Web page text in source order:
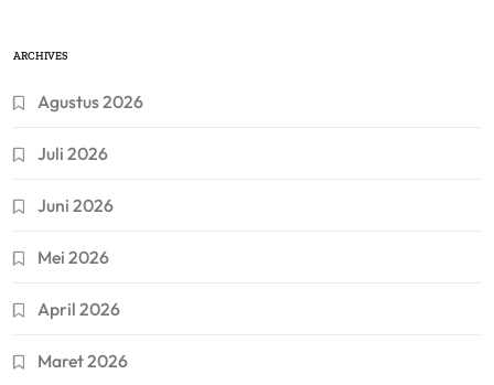
ARCHIVES
Agustus 2026
Juli 2026
Juni 2026
Mei 2026
April 2026
Maret 2026